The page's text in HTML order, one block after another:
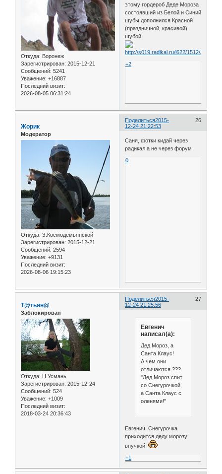
Откуда: Воронеж
Зарегистрирован: 2015-12-21
Сообщений: 5241
Уважение: +16887
Последний визит:
2026-08-05 06:31:24
этому гордероб Деде Мороза
состоявший из Белой и Синий
шубы дополнился Красной
(праздничной, красивой)
шубой
+2
Поделиться 26
2015-
12-24 21:22:53
Жорик
Модератор
Откуда: З.Космодемьянской
Зарегистрирован: 2015-12-21
Сообщений: 2594
Уважение: +9131
Последний визит:
2026-08-06 19:15:23
Саня, фотки кидай через
радикал а не через форум
0
Поделиться 27
2015-
12-24 21:25:56
Т@тьян@
Заблокирован
Откуда: Н.Усмань
Зарегистрирован: 2015-12-24
Сообщений: 524
Уважение: +1009
Последний визит:
2018-03-24 20:36:43
Евгенич
написал(а):
Дед Мороз, а
Санта Клаус!
А чем они
отличаются ???
"Дед Мороз спит
со Снегурочкой,
а Санта Клаус с
оленями!"
Евгенич, Снегурочка
приходится деду морозу
внучкой
+1